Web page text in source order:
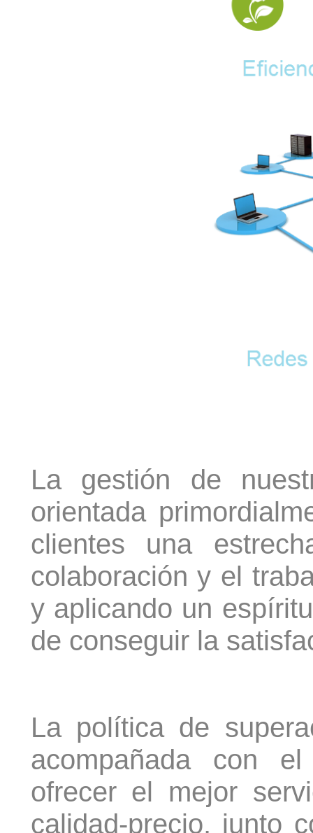
La gestión de
orientada
clientes una
colaboración y el
y aplicando un
de conseguir la
La política de
acompañada con
ofrecer el mejor
calidad-precio, junto